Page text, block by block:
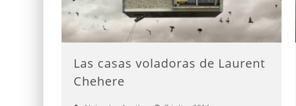
Las casas voladoras de Laurent
Chehere